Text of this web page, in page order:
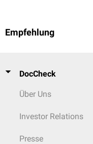
Empfehlung
DocCheck
Über Uns
Investor Relations
Presse